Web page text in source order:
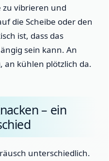
zu vibrieren und
die Scheibe oder den
ist, dass das
sein kann. An
an kühlen plötzlich da.
– ein
unterschiedlich.